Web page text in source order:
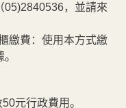
05)2840536，並請來
繳費：使用本方式繳
元行政費用。